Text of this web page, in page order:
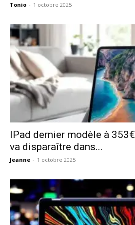
Tonio - 1 octobre 2025
IPad dernier modèle à
va disparaître dans...
Jeanne - 1 octobre 2025